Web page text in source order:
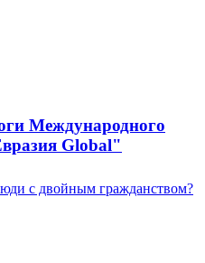
Международного
Global"